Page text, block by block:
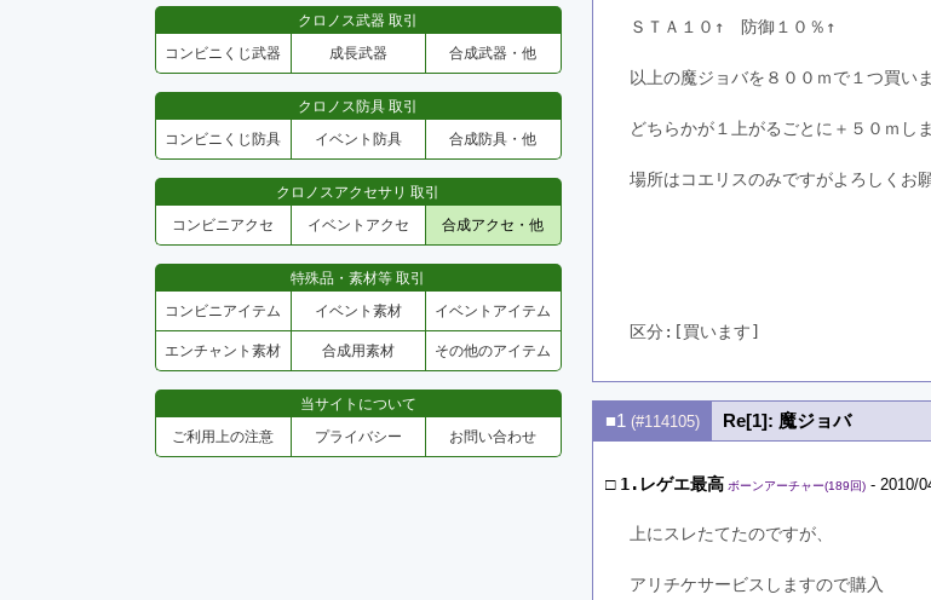
クロノス武器 取引
コンビニくじ武器
成長武器 合成武器・他
クロノス防具 取引
コンビニくじ防具
イベント防具 合成防具・他
クロノスアクセサリ 取引
コンビニアクセ
イベントアクセ 合成アクセ・他
特殊品・素材等 取引
コンビニアイテム
イベント素材 イベントアイテム
エンチャント素材 合成用素材 その他のアイテム
当サイトについて
ご利用上の注意
プライバシー お問い合わせ
ＳＴＡ１０↑　防御１０％↑
以上の魔ジョバを８００ｍで１つ買いま
どちらかが１上がるごとに＋５０ｍしま
場所はコエリスのみですがよろしくお
区分:[買います]
■1 (#114105) Re[1]: 魔ジョバ
□ 1.レゲエ最高 ボーンアーチャー(189回)- 2010/
上にスレたてたのですが、
アリチケサービスしますので購入